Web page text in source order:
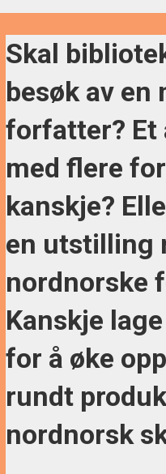
Skal
besøk av en
forfatter? Et
med flere
kanskje?
en utstilling
nordnorske
Kanskje
for å øke
rundt
nordnorsk